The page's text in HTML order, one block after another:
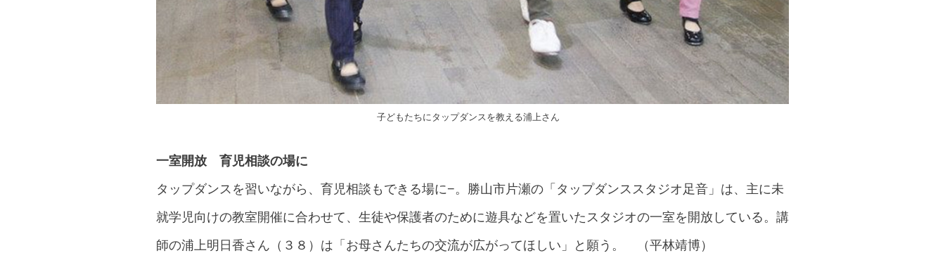
子どもたちにタップダンスを教える浦上さん
一室開放 育児相談の場に
タップダンスを習いながら、育児相談もできる場に−。勝山市片瀬の「タップダンススタジオ足音」は、主に未
就学児向けの教室開催に合わせて、生徒や保護者のために遊具などを置いたスタジオの一室を開放している。講
師の浦上明日香さん（３８）は「お母さんたちの交流が広がってほしい」と願う。 （平林靖博）